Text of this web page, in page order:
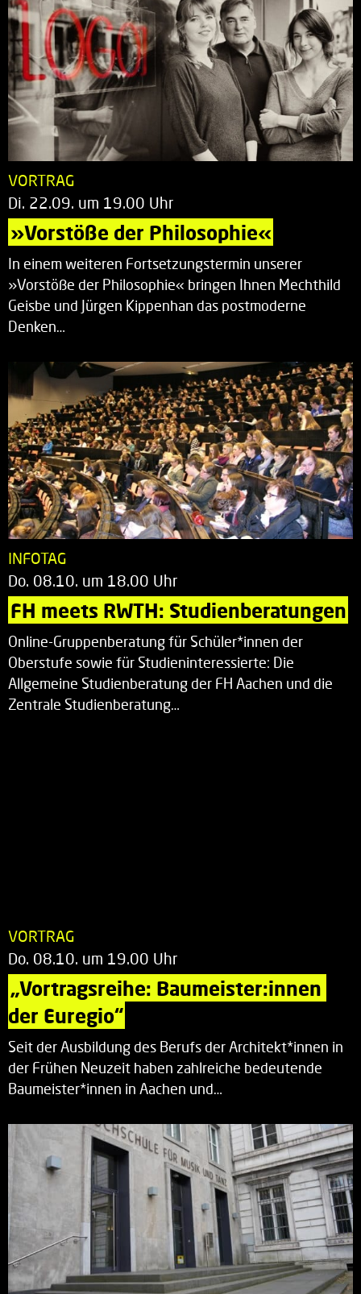
VORTRAG
Di. 22.09. um 19.00 Uhr
»Vorstöße der Philosophie«
In einem weiteren Fortsetzungstermin unserer
»Vorstöße der Philosophie« bringen Ihnen Mechthild
Geisbe und Jürgen Kippenhan das postmoderne
Denken…
INFOTAG
Do. 08.10. um 18.00 Uhr
FH meets RWTH: Studienberatungen
Online-Gruppenberatung für Schüler*innen der
Oberstufe sowie für Studieninteressierte: Die
Allgemeine Studienberatung der FH Aachen und die
Zentrale Studienberatung…
VORTRAG
Do. 08.10. um 19.00 Uhr
„Vortragsreihe: Baumeister:innen
der Euregio“
Seit der Ausbildung des Berufs der Architekt*innen in
der Frühen Neuzeit haben zahlreiche bedeutende
Baumeister*innen in Aachen und…